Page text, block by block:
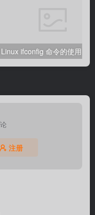
Linux ifconfig 命令的使用
注册